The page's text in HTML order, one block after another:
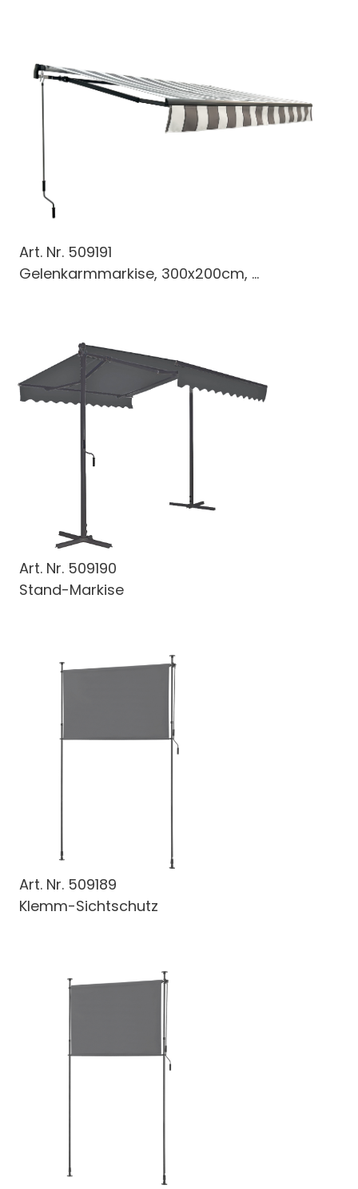
Art. Nr. 509191
Gelenkarmmarkise, 300x200cm, ...
Art. Nr. 509190
Stand-Markise
Art. Nr. 509189
Klemm-Sichtschutz